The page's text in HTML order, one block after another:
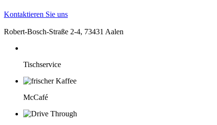
Kontaktieren Sie uns
Robert-Bosch-Straße 2-4, 73431 Aalen
Tischservice
McCafé